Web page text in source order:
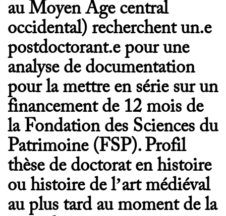
au Moyen Âge central
occidental) recherchent un.e
postdoctorant.e pour une
analyse de documentation
pour la mettre en série sur un
financement de 12 mois de
la Fondation des Sciences du
Patrimoine (FSP). Profil
thèse de doctorat en histoire
ou histoire de l’art médiéval
au plus tard au moment de la